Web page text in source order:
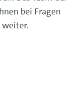
bei Fragen